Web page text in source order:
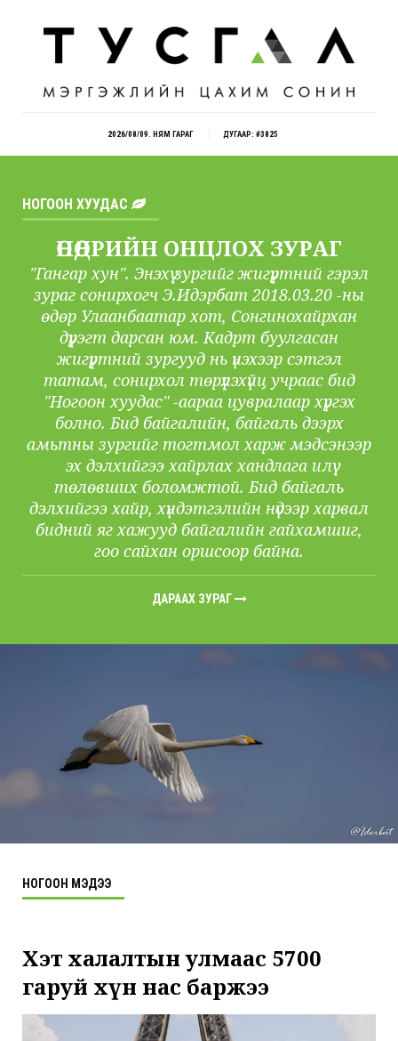
2026/08/09. НЯМ ГАРАГ ДУГААР: #3825
НОГООН ХУУДАС
ӨНӨӨДРИЙН ОНЦЛОХ ЗУРАГ
"Гангар хун". Энэхүү зургийг жигүүртний гэрэл
зураг сонирхогч Э.Идэрбат 2018.03.20 -ны
өдөр Улаанбаатар хот, Сонгинохайрхан
дүүрэгт дарсан юм. Кадрт буулгасан
жигүүртний зургууд нь үнэхээр сэтгэл
татам, сонирхол төрүүлэхүйц учраас бид
"Ногоон хуудас" -аараа цувралаар хүргэх
болно. Бид байгалийн, байгаль дээрх
амьтны зургийг тогтмол харж мэдсэнээр
эх дэлхийгээ хайрлах хандлага илүү
төлөвших боломжтой. Бид байгаль
дэлхийгээ хайр, хүндэтгэлийн нүдээр харвал
бидний яг хажууд байгалийн гайхамшиг,
гоо сайхан оршсоор байна.
ДАРААХ ЗУРАГ
НОГООН МЭДЭЭ
Хэт халалтын улмаас 5700
гаруй хүн нас баржээ